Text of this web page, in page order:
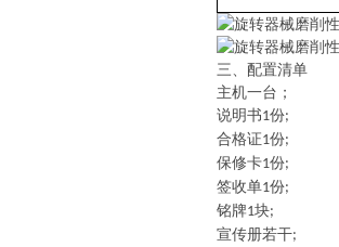
三、配置清单
主机一台；
说明书1份;
合格证1份;
保修卡1份;
签收单1份;
铭牌1块;
宣传册若干;